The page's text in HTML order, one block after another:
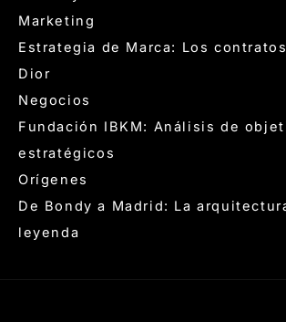
Marketing
Estrategia de Marca: Los
Dior
Negocios
Fundación IBKM: Análisis de
estratégicos
Orígenes
De Bondy a Madrid: La
leyenda